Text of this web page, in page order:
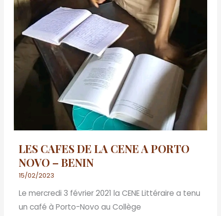
LES CAFES DE LA CENE A PORTO
NOVO – BENIN
15/02/2023
Le mercredi 3 février 2021 la CENE Littéraire a tenu
un café à Porto-Novo au Collège